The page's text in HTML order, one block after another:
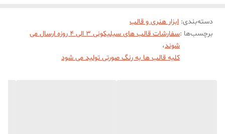
دسته‌بندی: ابزار هنری و قالب
برچسب‌ها :
سفارشات قالب های سیلیکونی 3 الی 4 روزه ارسال می
شوند،
کلیه قالب ها به رنگ صورتی تولید می شود